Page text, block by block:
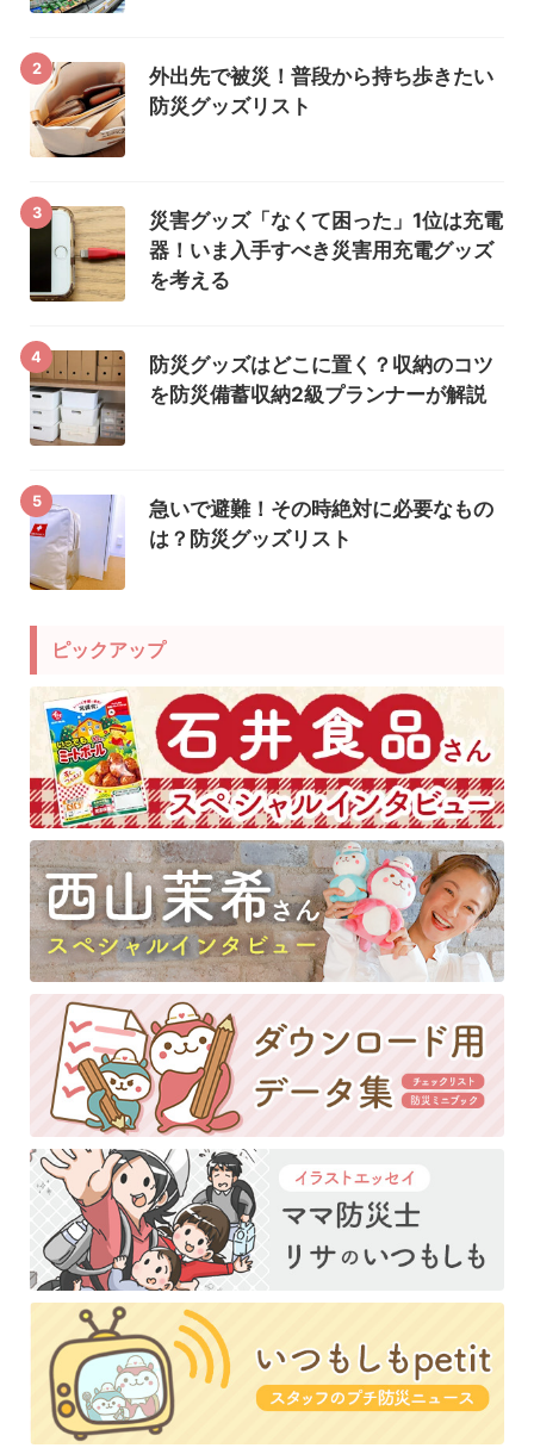
2
外出先で被災！普段から持ち歩きたい
防災グッズリスト
3
災害グッズ「なくて困った」1位は充電
器！いま入手すべき災害用充電グッズ
を考える
4
防災グッズはどこに置く？収納のコツ
を防災備蓄収納2級プランナーが解説
5
急いで避難！その時絶対に必要なもの
は？防災グッズリスト
ピックアップ